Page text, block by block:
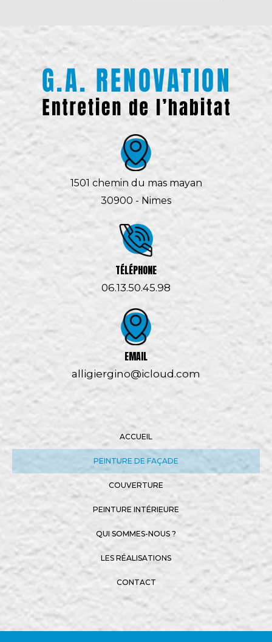
1501 chemin du mas mayan
30900 - Nimes
TÉLÉPHONE
06.13.50.45.98
EMAIL
alligiergino@icloud.com
ACCUEIL
PEINTURE DE FAÇADE
COUVERTURE
PEINTURE INTÉRIEURE
QUI SOMMES-NOUS ?
LES RÉALISATIONS
CONTACT